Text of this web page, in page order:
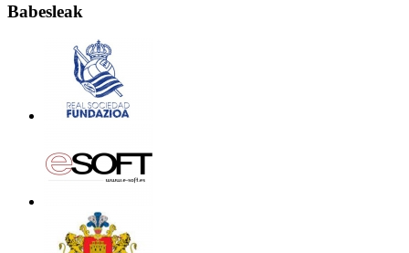
Babesleak